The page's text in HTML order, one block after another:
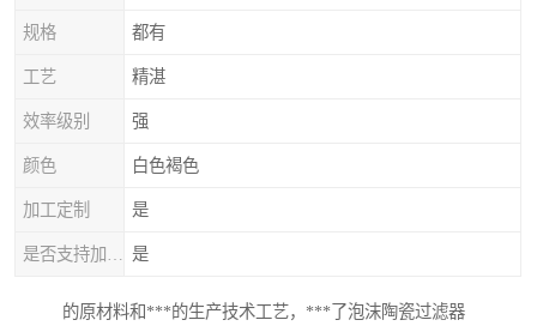
规格 都有
工艺 精湛
效率级别 强
颜色 白色褐色
加工定制 是
是
的原材料和***的生产技术工艺，***了泡沫陶瓷过滤器